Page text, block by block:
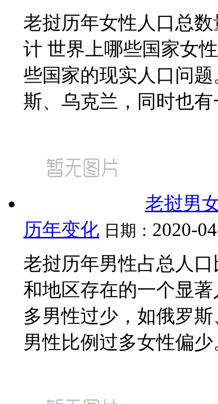
老挝历年女性人口总
计 世界上哪些国家女
些国家的现实人口问
斯、乌克兰，同时也有
老挝男
历年变化 日期： 2020-
老挝历年男性占总人
和地区存在的一个显
多男性过少，如俄罗
男性比例过多女性偏少